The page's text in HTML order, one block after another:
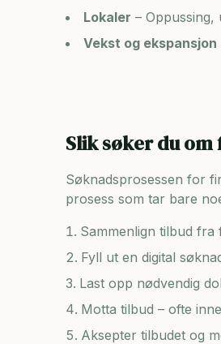
Lokaler –
Vekst og ekspansjon
Slik søker du
Søknadsprosessen for
prosess som tar bare
Sammenlign tilbud
Fyll ut en digital
Last opp nødvendig
Motta tilbud – ofte
Aksepter tilbudet og